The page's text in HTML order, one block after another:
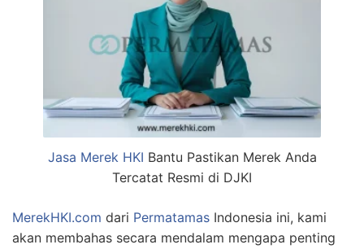
Jasa Merek HKI Bantu Pastikan Merek Anda
Tercatat Resmi di DJKI
MerekHKI.com dari Permatamas Indonesia ini, kami
akan membahas secara mendalam mengapa penting